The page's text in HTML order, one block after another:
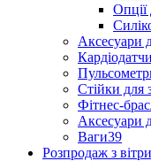
Опції
Аксесуари
Стійки для
Фітнес-
Аксесуари
Ваги39
Розпродаж з